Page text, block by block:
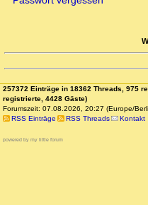
257372 Einträge in 18362 Threads, 975
registrierte, 4428 Gäste)
Forumszeit: 07.08.2026, 20:27 (Europe/
RSS Einträge
RSS Threads Kontakt
powered by my little forum